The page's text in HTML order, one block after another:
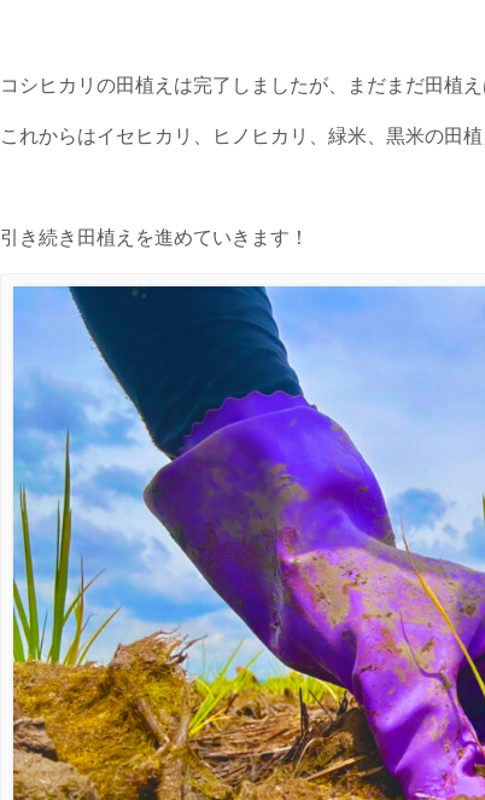
コシヒカリの田植えは完了しましたが、まだまだ田植え
これからはイセヒカリ、ヒノヒカリ、緑米、黒米の田植
引き続き田植えを進めていきます！